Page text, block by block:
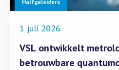
Halfgeleiders
1 juli 2026
VSL ontwikkelt
betrouwbare